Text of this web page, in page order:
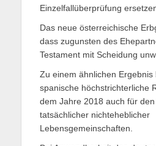
Einzelfallüberprüfung
Das neue österreichische
dass zugunsten des
Testament mit Scheidung
Zu einem ähnlichen Ergebnis
spanische höchstrichterliche
dem Jahre 2018 auch für
tatsächlicher nichteheblicher
Lebensgemeinschaften.